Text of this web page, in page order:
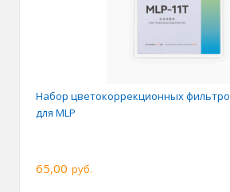
Набор цветокоррекционных
для MLP
65,00 руб.